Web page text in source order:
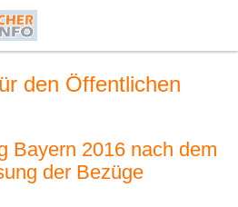
den Öffentlichen
Bayern 2016 nach dem
der Bezüge